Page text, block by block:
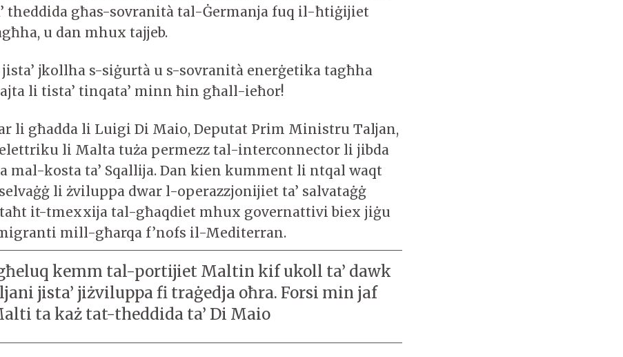
theddida għas-sovranità tal-Ġermanja fuq il-ħtiġijiet
u dan mhux tajjeb.
jkollha s-siġurtà u s-sovranità enerġetika tagħha
li tista’ tinqata’ minn ħin għall-ieħor!
li għadda li Luigi Di Maio, Deputat Prim Ministru Taljan,
li Malta tuża permezz tal-interconnector li jibda
mal-kosta ta’ Sqallija. Dan kien kumment li ntqal waqt
li żviluppa dwar l-operazzjonijiet ta’ salvataġġ
it-tmexxija tal-għaqdiet mhux governattivi biex jiġu
mill-għarqa f’nofs il-Mediterran.
kemm tal-portijiet Maltin kif ukoll ta’ dawk
jista’ jiżviluppa fi traġedja oħra. Forsi min jaf
ta każ tat-theddida ta’ Di Maio